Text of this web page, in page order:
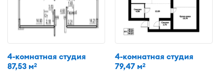
4-комнатная студия
87,53 м2
4-комнатная студия
79,47 м2